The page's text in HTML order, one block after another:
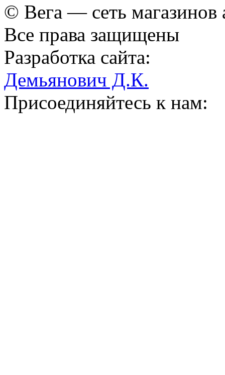
© Вега — сеть магазинов
Все права защищены
Разработка сайта:
Демьянович Д.К.
Присоединяйтесь к нам: